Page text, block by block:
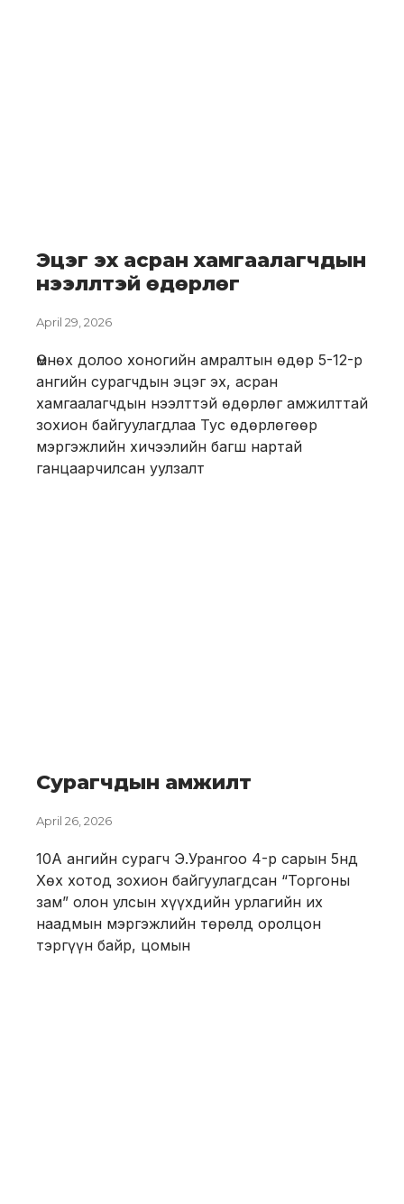
Эцэг эх асран хамгаалагчдын
нээллтэй өдөрлөг
April 29, 2026
Өмнөх долоо хоногийн амралтын өдөр 5-12-р
ангийн сурагчдын эцэг эх, асран
хамгаалагчдын нээлттэй өдөрлөг амжилттай
зохион байгуулагдлаа Тус өдөрлөгөөр
мэргэжлийн хичээлийн багш нартай
ганцаарчилсан уулзалт
Сурагчдын амжилт
April 26, 2026
10А ангийн сурагч Э.Урангоо 4-р сарын 5нд
Хөх хотод зохион байгуулагдсан “Торгоны
зам” олон улсын хүүхдийн урлагийн их
наадмын мэргэжлийн төрөлд оролцон
тэргүүн байр, цомын